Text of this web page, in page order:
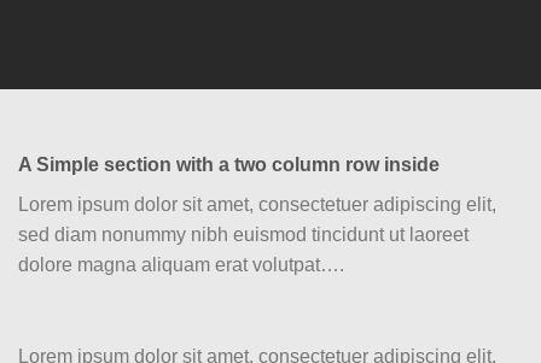
A Simple section with a two column row inside
Lorem ipsum dolor sit amet, consectetuer adipiscing elit,
sed diam nonummy nibh euismod tincidunt ut laoreet
dolore magna aliquam erat volutpat….
Lorem ipsum dolor sit amet, consectetuer adipiscing elit,